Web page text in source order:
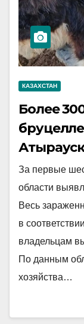
КАЗАХСТАН
Более
За первые
области
Весь
в
владельцам
По данным
хозяйства…